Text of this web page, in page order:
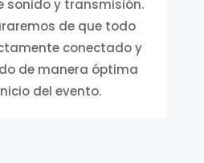
sonido y transmisión.
de que todo
conectado y
de manera óptima
del evento.